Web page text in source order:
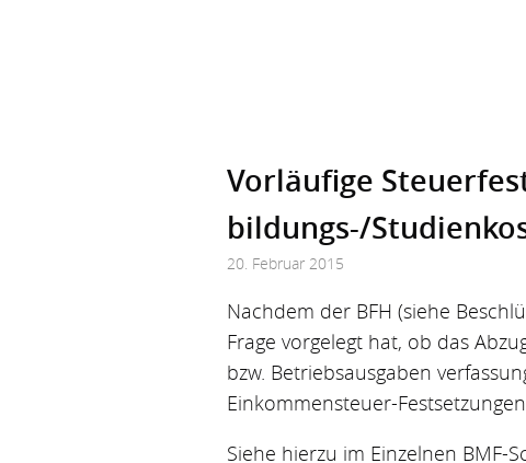
Vorläufige
bildungs-/
20. Februar 2015
Nachdem der BFH (siehe
Frage vorgelegt hat, ob das
bzw. Betriebsausgaben
Einkommensteuer-
Siehe hierzu im Einzelnen BMF-